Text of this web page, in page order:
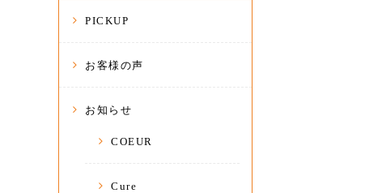
PICKUP
お客様の声
お知らせ
COEUR
Cure